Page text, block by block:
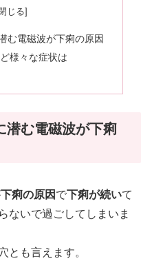
む電磁波が下痢の原因
様々な症状は
潜む電磁波が下痢
下痢の原因 で下痢が続いて
ないで過ごしてしまいま
とも言えます。